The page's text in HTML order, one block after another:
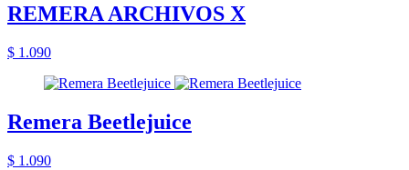
REMERA ARCHIVOS X
$ 1.090
Remera Beetlejuice
$ 1.090